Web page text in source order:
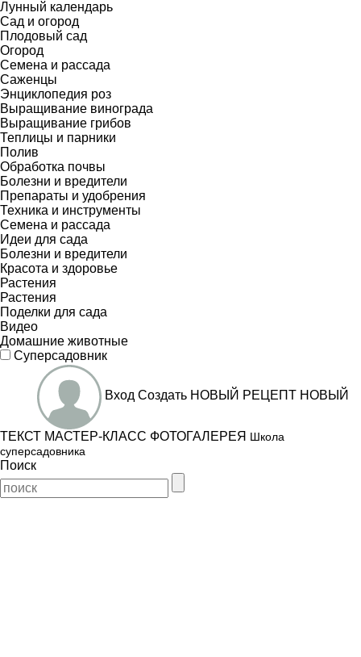
Лунный календарь
Сад и огород
Плодовый сад
Огород
Семена и рассада
Саженцы
Энциклопедия роз
Выращивание винограда
Выращивание грибов
Теплицы и парники
Полив
Обработка почвы
Болезни и вредители
Препараты и удобрения
Техника и инструменты
Семена и рассада
Идеи для сада
Болезни и вредители
Красота и здоровье
Растения
Растения
Поделки для сада
Видео
Домашние животные
Суперсадовник
Вход Создать НОВЫЙ РЕЦЕПТ НОВЫЙ
ТЕКСТ МАСТЕР-КЛАСС ФОТОГАЛЕРЕЯ Школа
суперсадовника
Поиск